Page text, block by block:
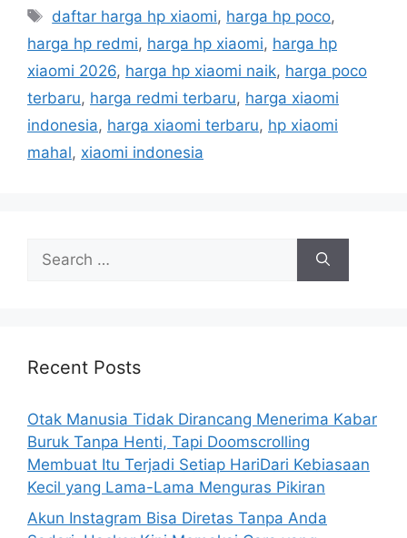
e
g
o
r
i
s
T
a
g
s
daftar harga hp xiaomi, harga hp poco,
harga hp redmi, harga hp xiaomi, harga hp
xiaomi 2026, harga hp xiaomi naik, harga poco
terbaru, harga redmi terbaru, harga xiaomi
indonesia, harga xiaomi terbaru, hp xiaomi
mahal, xiaomi indonesia
h
r
:
Recent Posts
Otak Manusia Tidak Dirancang Menerima Kabar
Buruk Tanpa Henti, Tapi Doomscrolling
Membuat Itu Terjadi Setiap HariDari Kebiasaan
Kecil yang Lama-Lama Menguras Pikiran
Akun Instagram Bisa Diretas Tanpa Anda